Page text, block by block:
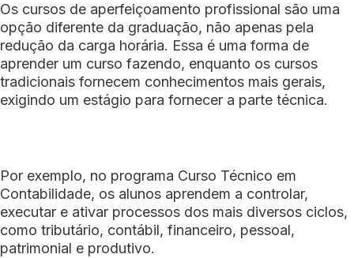
Os cursos de aperfeiçoamento profissional são uma
opção diferente da graduação, não apenas pela
redução da carga horária. Essa é uma forma de
aprender um curso fazendo, enquanto os cursos
tradicionais fornecem conhecimentos mais gerais,
exigindo um estágio para fornecer a parte técnica.
Por exemplo, no programa Curso Técnico em
Contabilidade, os alunos aprendem a controlar,
executar e ativar processos dos mais diversos ciclos,
como tributário, contábil, financeiro, pessoal,
patrimonial e produtivo.